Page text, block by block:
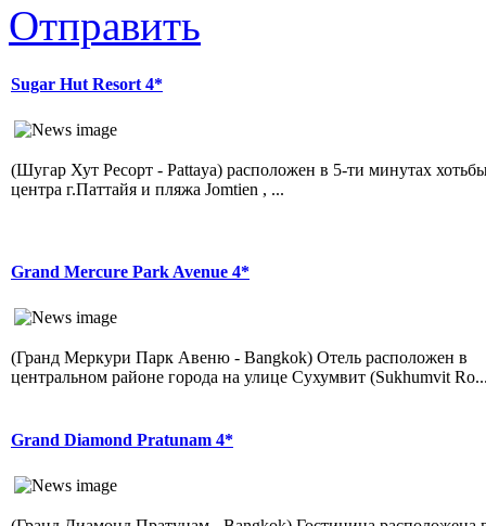
Отправить
Sugar Hut Resort 4*
(Шугар Хут Ресорт - Pattaya) расположен в 5-ти минутах
центра г.Паттайя и пляжа Jomtien , ...
Grand Mercure Park Avenue 4*
(Гранд Меркури Парк Авеню - Bangkok) Отель расположен в
центральном районе города на улице Сухумвит (Sukhumvit
Grand Diamond Pratunam 4*